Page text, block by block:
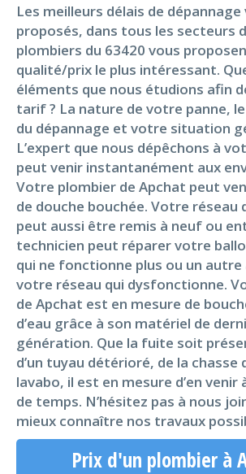
Les meilleurs délais de
proposés, dans tous les secteurs
plombiers du 63420 vous
qualité/prix le plus intéressant.
éléments que nous étudions afin
tarif ? La nature de votre panne,
du dépannage et votre situation
L’expert que nous dépêchons à
peut venir instantanément aux
Votre plombier de Apchat peut
de douche bouchée. Votre réseau
peut aussi être remis à neuf ou
technicien peut réparer votre
qui ne fonctionne plus ou un autre
votre réseau qui dysfonctionne.
de Apchat est en mesure de
d’eau grâce à son matériel de
génération. Que la fuite soit
d’un tuyau détérioré, de la chasse
lavabo, il est en mesure d’en venir
de temps. N’hésitez pas à nous
mieux connaître nos travaux
Prix d'un plombier à